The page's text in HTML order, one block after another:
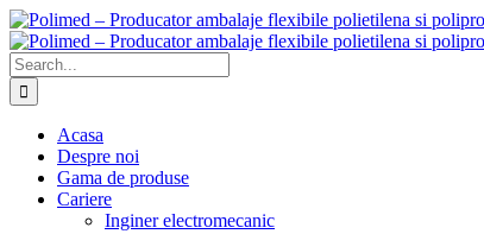
Skip
to
content
Search
for:
Acasa
Despre noi
Gama de produse
Cariere
Inginer electromecanic